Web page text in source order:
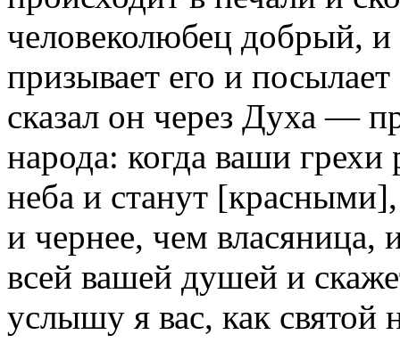
человеколюбец добрый,
призывает его и
сказал он через Духа —
народа: когда ваши грехи
неба и станут
и чернее, чем власяница,
всей вашей душей и
услышу я вас, как святой